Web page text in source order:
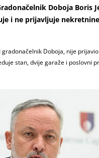
Doboja Boris
i ne prijavljuje nekretnine
gradonačelnik Doboja, nije
stan, dvije garaže i poslovni